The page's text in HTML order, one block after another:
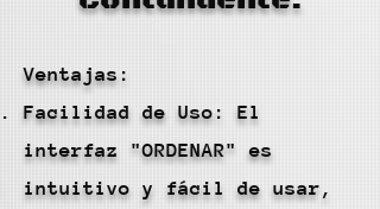
Ventajas:
Facilidad de Uso: El
interfaz "ORDENAR" es
intuitivo y fácil de usar,